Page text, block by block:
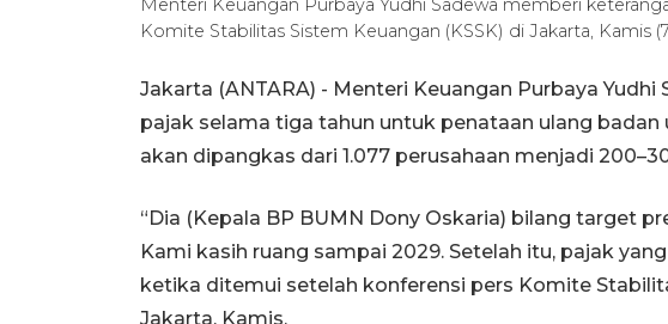
Menteri Keuangan Purbaya Yudhi Sadewa memberi
Komite Stabilitas Sistem Keuangan (KSSK) di Jakarta, Kamis
Jakarta (ANTARA) - Menteri Keuangan Purbaya
pajak selama tiga tahun untuk penataan ulang badan
akan dipangkas dari 1.077 perusahaan menjadi
“Dia (Kepala BP BUMN Dony Oskaria) bilang target
Kami kasih ruang sampai 2029. Setelah itu, pajak
ketika ditemui setelah konferensi pers Komite
Jakarta, Kamis.